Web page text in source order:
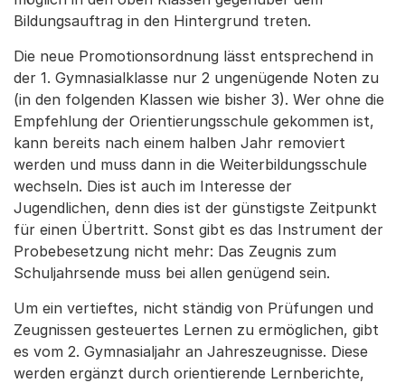
Bildungsauftrag in den Hintergrund treten.
Die neue Promotionsordnung lässt entsprechend in
der 1. Gymnasialklasse nur 2 ungenügende Noten zu
(in den folgenden Klassen wie bisher 3). Wer ohne die
Empfehlung der Orientierungsschule gekommen ist,
kann bereits nach einem halben Jahr removiert
werden und muss dann in die Weiterbildungsschule
wechseln. Dies ist auch im Interesse der
Jugendlichen, denn dies ist der günstigste Zeitpunkt
für einen Übertritt. Sonst gibt es das Instrument der
Probebesetzung nicht mehr: Das Zeugnis zum
Schuljahrsende muss bei allen genügend sein.
Um ein vertieftes, nicht ständig von Prüfungen und
Zeugnissen gesteuertes Lernen zu ermöglichen, gibt
es vom 2. Gymnasialjahr an Jahreszeugnisse. Diese
werden ergänzt durch orientierende Lernberichte,